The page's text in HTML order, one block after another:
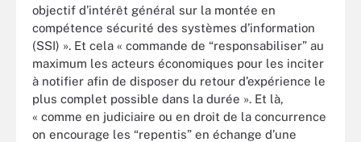
objectif d’intérêt général sur la montée en
compétence sécurité des systèmes d’information
(SSI) ». Et cela « commande de “responsabiliser” au
maximum les acteurs économiques pour les inciter
à notifier afin de disposer du retour d’expérience le
plus complet possible dans la durée ». Et là,
« comme en judiciaire ou en droit de la concurrence
on encourage les “repentis” en échange d’une